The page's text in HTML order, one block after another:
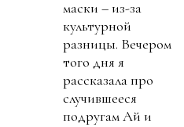
маски – из-за
культурной
разницы. Вечером
того дня я
рассказала про
случившееся
подругам Ай и